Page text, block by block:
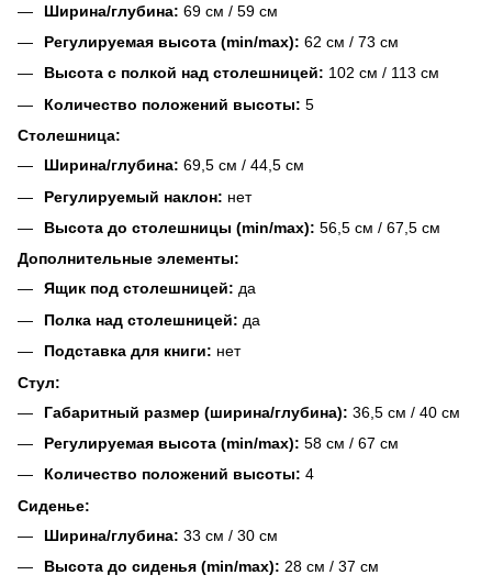
Ширина/глубина: 69 см / 59 см
Регулируемая высота (min/max): 62 см / 73 см
Высота с полкой над столешницей: 102 см / 113 см
Количество положений высоты: 5
Столешница:
Ширина/глубина: 69,5 см / 44,5 см
Регулируемый наклон: нет
Высота до столешницы (min/max): 56,5 см / 67,5 см
Дополнительные элементы:
Ящик под столешницей: да
Полка над столешницей: да
Подставка для книги: нет
Стул:
Габаритный размер (ширина/глубина): 36,5 см / 40 см
Регулируемая высота (min/max): 58 см / 67 см
Количество положений высоты: 4
Сиденье:
Ширина/глубина: 33 см / 30 см
Высота до сиденья (min/max): 28 см / 37 см